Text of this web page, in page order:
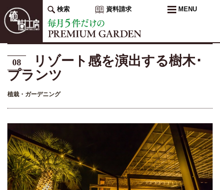
検索 資料請求 MENU
08
リゾート感を演出する樹木･
プランツ
植栽・ガーデニング